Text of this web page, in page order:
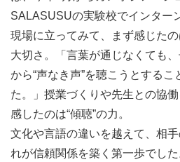
・周囲とコミュニケーションを
を進められること
語学力：
・英語（団体内のカンボジア人
ーと英語でコミュニケーション
が、必須ではありません。）
SALASUSUの実験校でインター
現場に立ってみて、まず感じたの
大切さ。「言葉が通じなくても
から“声なき声”を聴こうとする
た。」授業づくりや先生との協
感したのは“傾聴”の力。
文化や言語の違いを越えて、相
れが信頼関係を築く第一歩でした